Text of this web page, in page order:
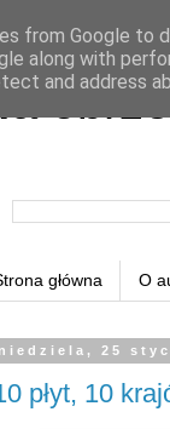
główna O
niedziela, 25
płyt, 10
from Google to
along with
and address